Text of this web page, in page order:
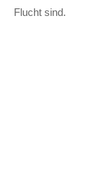
Flucht sind.